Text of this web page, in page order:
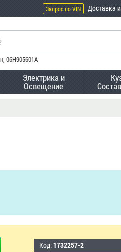
Запрос по VIN Доставка
06H905601A
Электрика и
Освещение
Код: 1732257-2